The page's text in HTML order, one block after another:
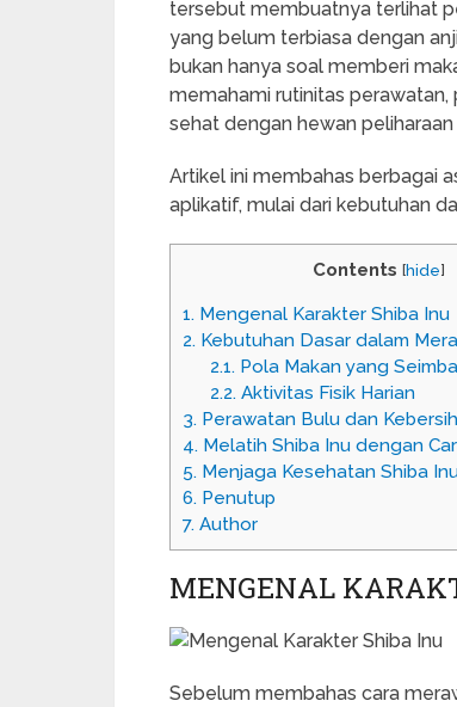
tersebut membuatnya terlihat
yang belum terbiasa dengan
bukan hanya soal memberi
memahami rutinitas
sehat dengan hewan peliharaan
Artikel ini membahas berbagai
aplikatif, mulai dari kebutuhan
Contents [hide]
1. Mengenal Karakter Shiba Inu
2. Kebutuhan Dasar dalam
2.1.Pola Makan yang
2.2.Aktivitas Fisik Harian
3. Perawatan Bulu dan
4. Melatih Shiba Inu dengan
5. Menjaga Kesehatan Shiba Inu
6. Penutup
7. Author
MENGENAL
Sebelum membahas cara